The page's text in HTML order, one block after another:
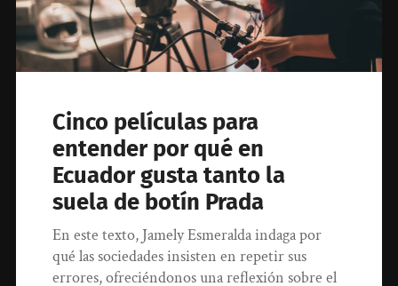
Cinco películas para
entender por qué en
Ecuador gusta tanto la
suela de botín Prada
En este texto, Jamely Esmeralda indaga por
qué las sociedades insisten en repetir sus
errores, ofreciéndonos una reflexión sobre el